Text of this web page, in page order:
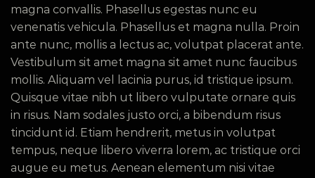
magna convallis. Phasellus egestas nunc eu
venenatis vehicula. Phasellus et magna nulla. Proin
ante nunc, mollis a lectus ac, volutpat placerat ante.
Vestibulum sit amet magna sit amet nunc faucibus
mollis. Aliquam vel lacinia purus, id tristique ipsum.
Quisque vitae nibh ut libero vulputate ornare quis
in risus. Nam sodales justo orci, a bibendum risus
tincidunt id. Etiam hendrerit, metus in volutpat
tempus, neque libero viverra lorem, ac tristique orci
augue eu metus. Aenean elementum nisi vitae